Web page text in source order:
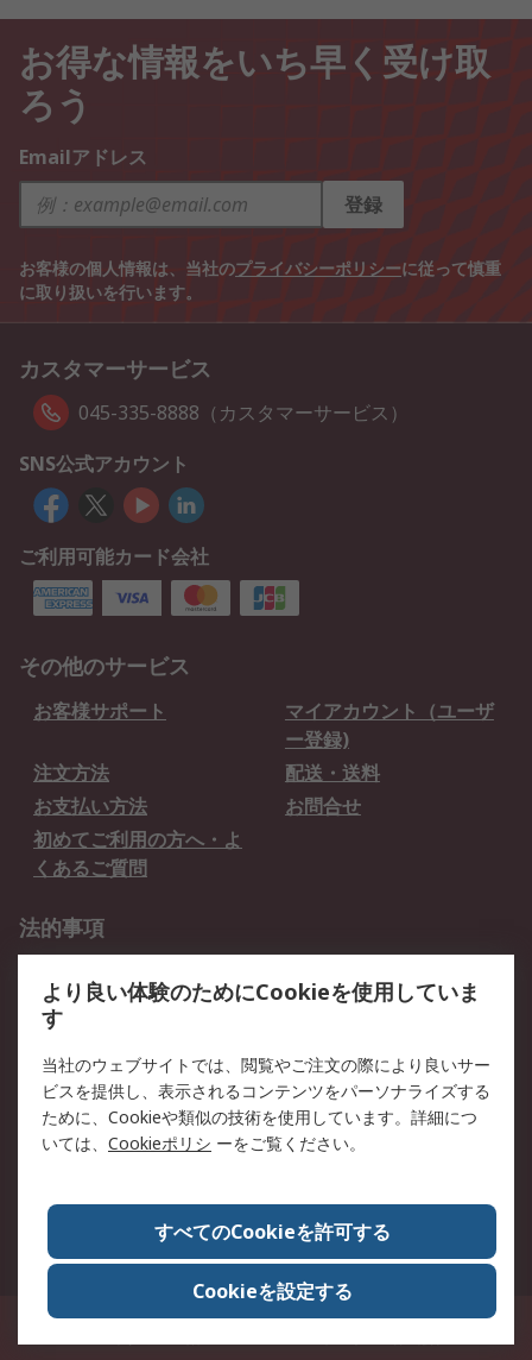
お得な情報をいち早く受け取
ろう
Emailアドレス
登録
お客様の個人情報は、当社のプライバシーポリシーに従って慎重
に取り扱いを行います。
カスタマーサービス
045-335-8888（カスタマーサービス）
SNS公式アカウント
ご利用可能カード会社
その他のサービス
お客様サポート
マイアカウント（ユーザ
ー登録)
注文方法
配送・送料
お支払い方法
お問合せ
初めてご利用の方へ・よ
くあるご質問
法的事項
クッキーポリシー
RSについて
会社概要
採用情報
プレスリリース＆お知ら
コーポレートサイト
全世界のRS
RSの歴史
ESGへの取り組み（英語）
認証について
〒240-0005 神奈川県横浜市保土ヶ谷区神戸町134番地 横浜ビジネスパーク ウ
より良い体験のためにCookieを使用していま
す
当社のウェブサイトでは、閲覧やご注文の際により良いサー
ビスを提供し、表示されるコンテンツをパーソナライズする
ために、Cookieや類似の技術を使用しています。詳細につ
いては、 Cookieポリシ ーをご覧ください。
すべてのCookieを許可する
Cookieを設定する